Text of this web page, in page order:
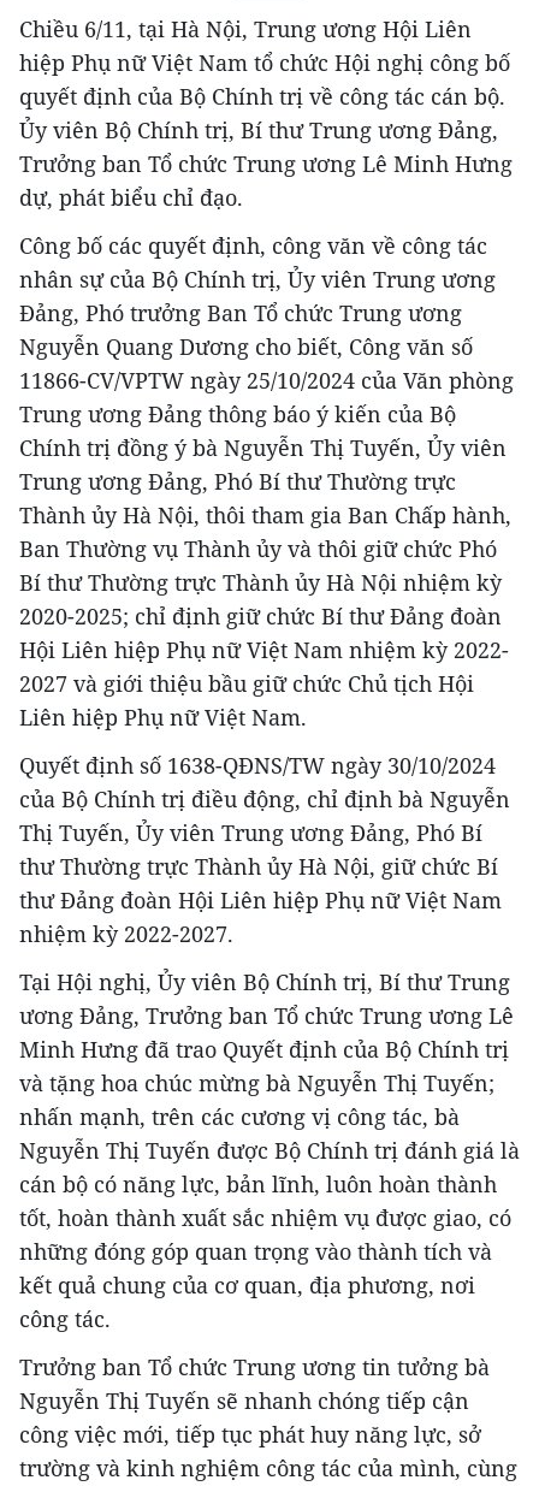
Chiều 6/11, tại Hà Nội, Trung ương Hội Liên
hiệp Phụ nữ Việt Nam tổ chức Hội nghị công bố
quyết định của Bộ Chính trị về công tác cán bộ.
Ủy viên Bộ Chính trị, Bí thư Trung ương Đảng,
Trưởng ban Tổ chức Trung ương Lê Minh Hưng
dự, phát biểu chỉ đạo.
Công bố các quyết định, công văn về công tác
nhân sự của Bộ Chính trị, Ủy viên Trung ương
Đảng, Phó trưởng Ban Tổ chức Trung ương
Nguyễn Quang Dương cho biết, Công văn số
11866-CV/VPTW ngày 25/10/2024 của Văn phòng
Trung ương Đảng thông báo ý kiến của Bộ
Chính trị đồng ý bà Nguyễn Thị Tuyến, Ủy viên
Trung ương Đảng, Phó Bí thư Thường trực
Thành ủy Hà Nội, thôi tham gia Ban Chấp hành,
Ban Thường vụ Thành ủy và thôi giữ chức Phó
Bí thư Thường trực Thành ủy Hà Nội nhiệm kỳ
2020-2025; chỉ định giữ chức Bí thư Đảng đoàn
Hội Liên hiệp Phụ nữ Việt Nam nhiệm kỳ 2022-
2027 và giới thiệu bầu giữ chức Chủ tịch Hội
Liên hiệp Phụ nữ Việt Nam.
Quyết định số 1638-QĐNS/TW ngày 30/10/2024
của Bộ Chính trị điều động, chỉ định bà Nguyễn
Thị Tuyến, Ủy viên Trung ương Đảng, Phó Bí
thư Thường trực Thành ủy Hà Nội, giữ chức Bí
thư Đảng đoàn Hội Liên hiệp Phụ nữ Việt Nam
nhiệm kỳ 2022-2027.
Tại Hội nghị, Ủy viên Bộ Chính trị, Bí thư Trung
ương Đảng, Trưởng ban Tổ chức Trung ương Lê
Minh Hưng đã trao Quyết định của Bộ Chính trị
và tặng hoa chúc mừng bà Nguyễn Thị Tuyến;
nhấn mạnh, trên các cương vị công tác, bà
Nguyễn Thị Tuyến được Bộ Chính trị đánh giá là
cán bộ có năng lực, bản lĩnh, luôn hoàn thành
tốt, hoàn thành xuất sắc nhiệm vụ được giao, có
những đóng góp quan trọng vào thành tích và
kết quả chung của cơ quan, địa phương, nơi
công tác.
Trưởng ban Tổ chức Trung ương tin tưởng bà
Nguyễn Thị Tuyến sẽ nhanh chóng tiếp cận
công việc mới, tiếp tục phát huy năng lực, sở
trường và kinh nghiệm công tác của mình, cùng